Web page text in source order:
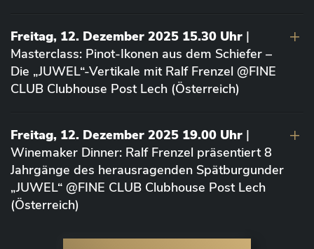
Freitag, 12. Dezember 2025 15.30 Uhr |
Masterclass: Pinot-Ikonen aus dem Schiefer –
Die „JUWEL“-Vertikale mit Ralf Frenzel @FINE
CLUB Clubhouse Post Lech (Österreich)
Freitag, 12. Dezember 2025 19.00 Uhr |
Winemaker Dinner: Ralf Frenzel präsentiert 8
Jahrgänge des herausragenden Spätburgunder
„JUWEL“ @FINE CLUB Clubhouse Post Lech
(Österreich)